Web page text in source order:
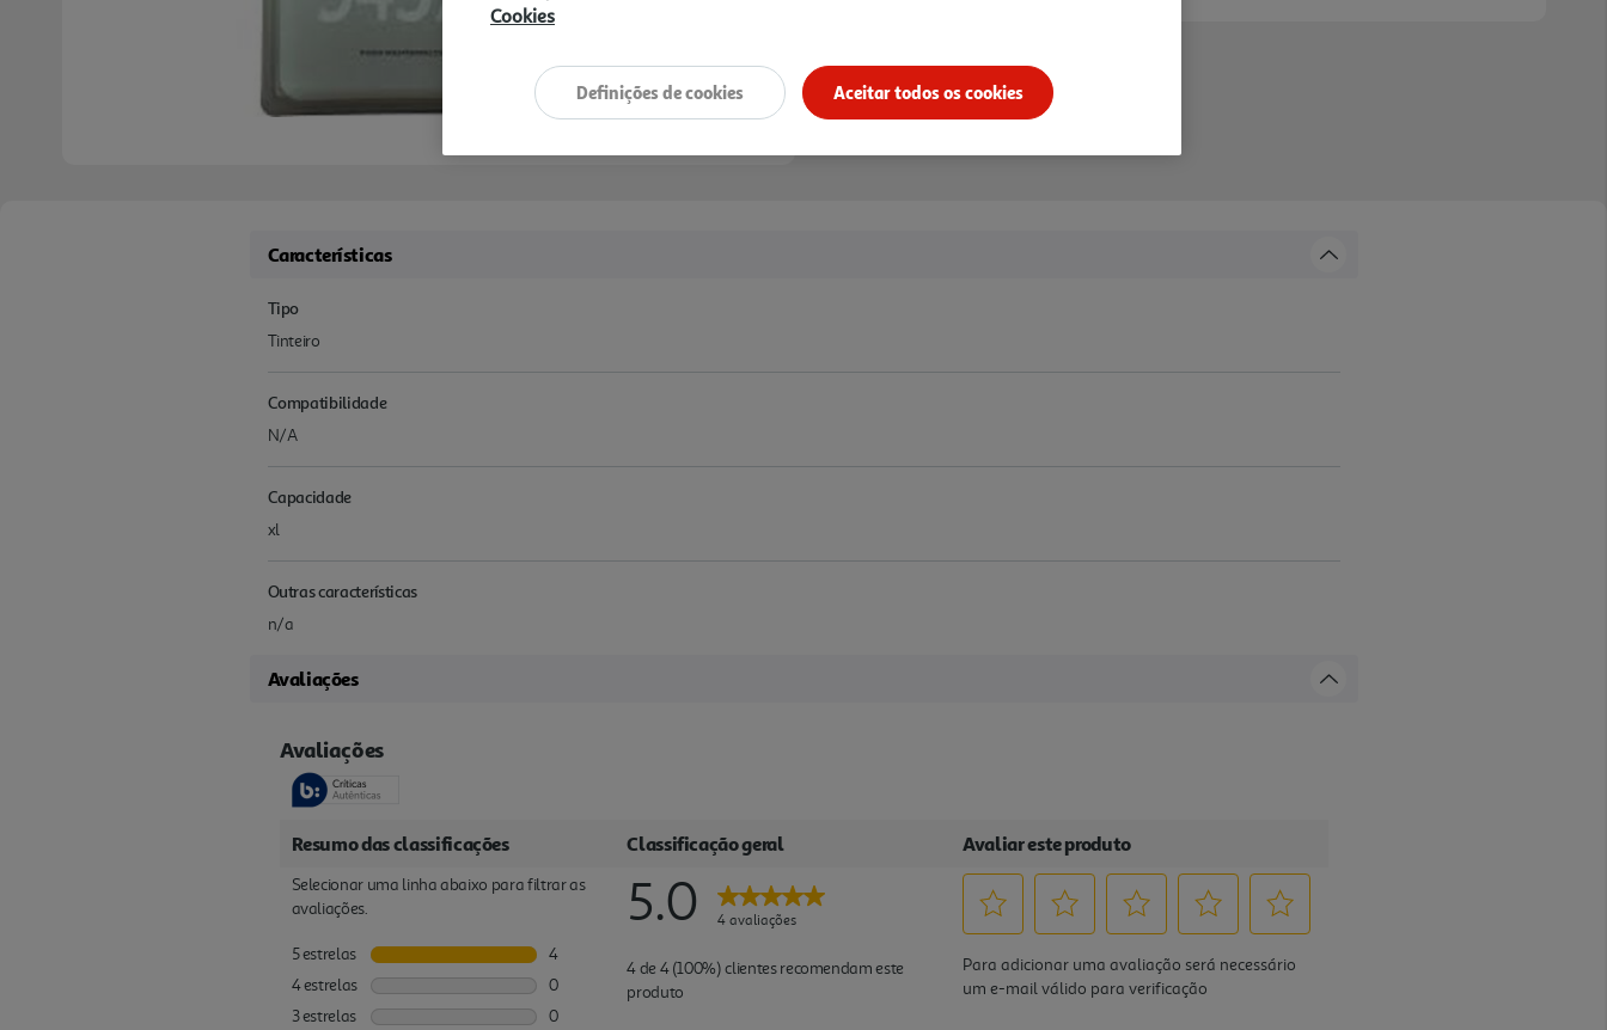
Características
Tipo
Tinteiro
Compatibilidade
N/A
Capacidade
xl
Outras características
n/a
Avaliações
Cookies
Aceitar todos os cookies
Definições de cookies